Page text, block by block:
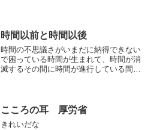
する文字であり、 その意...
時間以前と時間以後
時間の不思議さがいまだに納得できない
で困っている時間が生まれて、時間が消
滅するその間に時間が進行している間の
なるのか、それも理解の外...
こころの耳 厚労省
きれいだな